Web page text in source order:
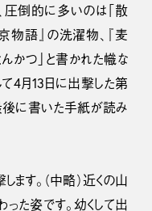
圧倒的に多いのは「散
物語』の洗濯物、『麦
かつ」と書かれた幟な
て4月13日に出撃した第
に書いた手紙が読み
ます。（中略）近くの山
た姿です。幼くして出